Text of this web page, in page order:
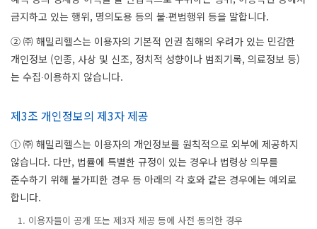
금지하고 있는 행위, 명의도용 등의 불∙편법행위 등을 말합니다.
② ㈜ 해밀리헬스는 이용자의 기본적 인권 침해의 우려가 있는 민감한
개인정보 (인종, 사상 및 신조, 정치적 성향이나 범죄기록, 의료정보 등)
는 수집∙이용하지 않습니다.
제3조 개인정보의 제3자 제공
① ㈜ 해밀리헬스는 이용자의 개인정보를 원칙적으로 외부에 제공하지
않습니다. 다만, 법률에 특별한 규정이 있는 경우나 법령상 의무를
준수하기 위해 불가피한 경우 등 아래의 각 호와 같은 경우에는 예외로
합니다.
1. 이용자들이 공개 또는 제3자 제공 등에 사전 동의한 경우